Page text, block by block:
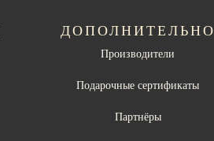
ДОПОЛНИТЕЛЬНО
Производители
Подарочные сертификаты
Партнёры